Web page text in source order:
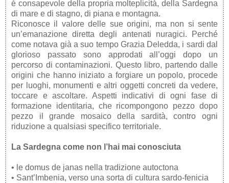
è consapevole della propria molteplicità, della Sardegna
di mare e di stagno, di piana e montagna.
Riconosce il valore delle sue origini, ma non si sente
un’emanazione diretta degli antenati nuragici. Perché
come notava già a suo tempo Grazia Deledda, i sardi dal
glorioso passato sono approdati all’oggi dopo un
percorso di contaminazioni. Questo libro, partendo dalle
origini che hanno iniziato a forgiare un popolo, procede
per luoghi, monumenti e altri oggetti concreti da vedere,
toccare e ascoltare. Aspetti indicativi di ogni fase di
formazione identitaria, che ricompongono pezzo dopo
pezzo il grande mosaico della sardità, contro ogni
riduzione a qualsiasi specifico territoriale.
La Sardegna come non l’hai mai conosciuta
• le domus de janas nella tradizione autoctona
• Sant’Imbenia, verso una sorta di cultura sardo-fenicia